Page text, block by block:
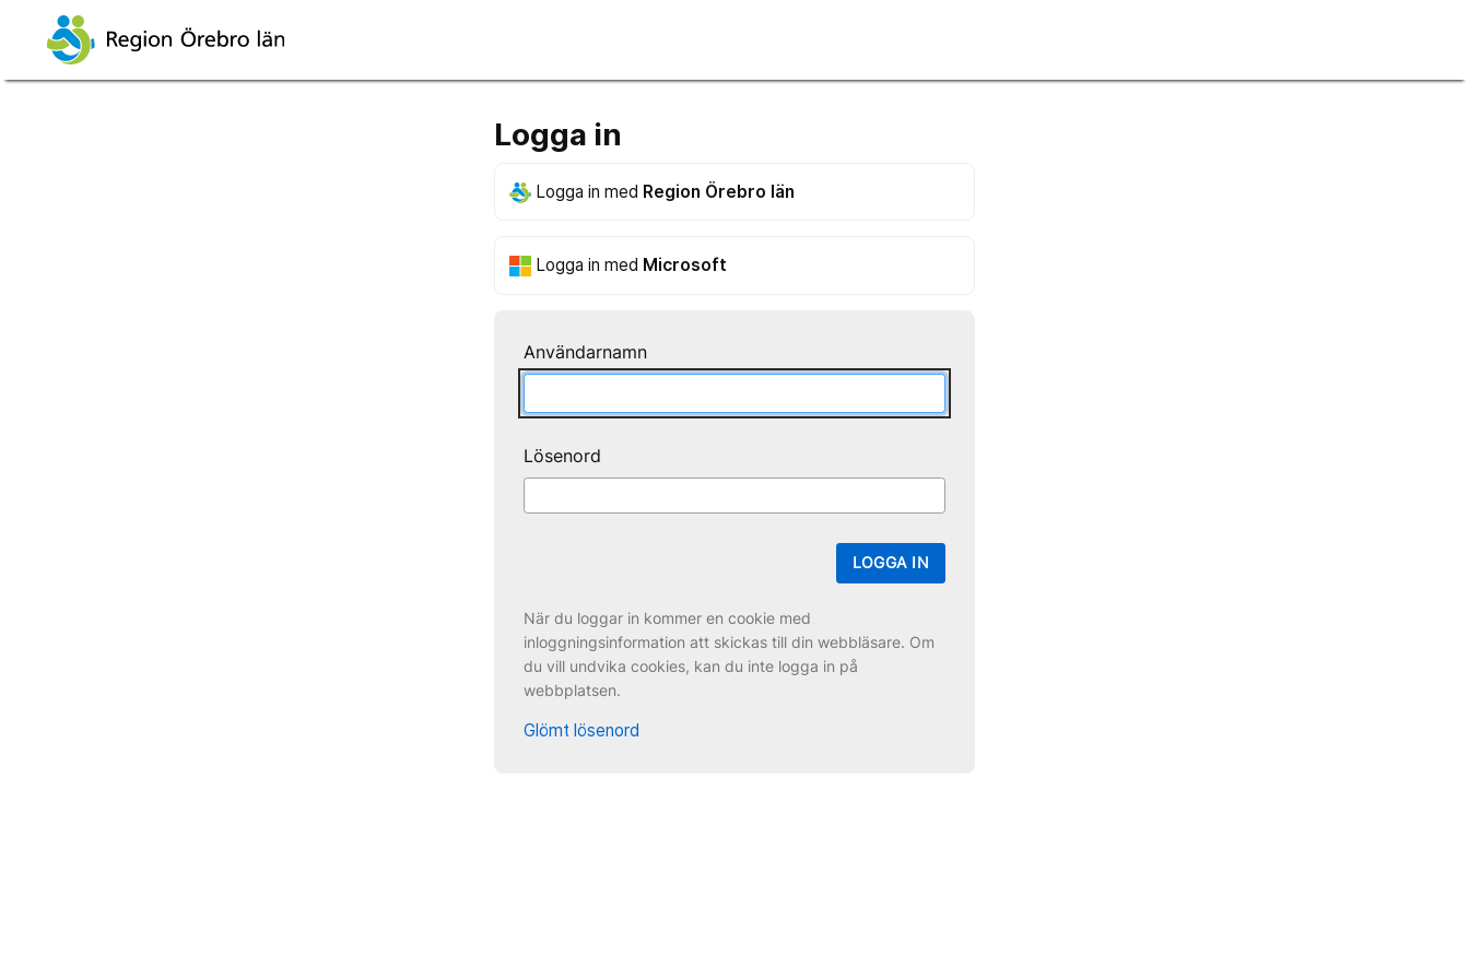
Logga in
Logga in med Region Örebro län
Logga in med Microsoft
Användarnamn
Lösenord
LOGGA IN
När du loggar in kommer en cookie med
inloggningsinformation att skickas till din webbläsare. Om
du vill undvika cookies, kan du inte logga in på
webbplatsen.
Glömt lösenord